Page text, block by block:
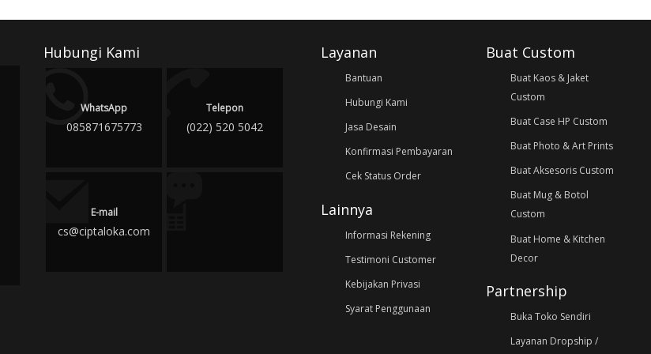
Hubungi Kami
WhatsApp
085871675773
Telepon
(022) 520 5042
E-mail
cs@ciptaloka.com
Layanan
Bantuan
Hubungi Kami
Jasa Desain
Konfirmasi Pembayaran
Cek Status Order
Lainnya
Informasi Rekening
Testimoni Customer
Kebijakan Privasi
Syarat Penggunaan
Buat Custom
Buat Kaos & Jaket
Custom
Buat Case HP Custom
Buat Photo & Art Prints
Buat Aksesoris Custom
Buat Mug & Botol
Custom
Buat Home & Kitchen
Decor
Partnership
Buka Toko Sendiri
Layanan Dropship /